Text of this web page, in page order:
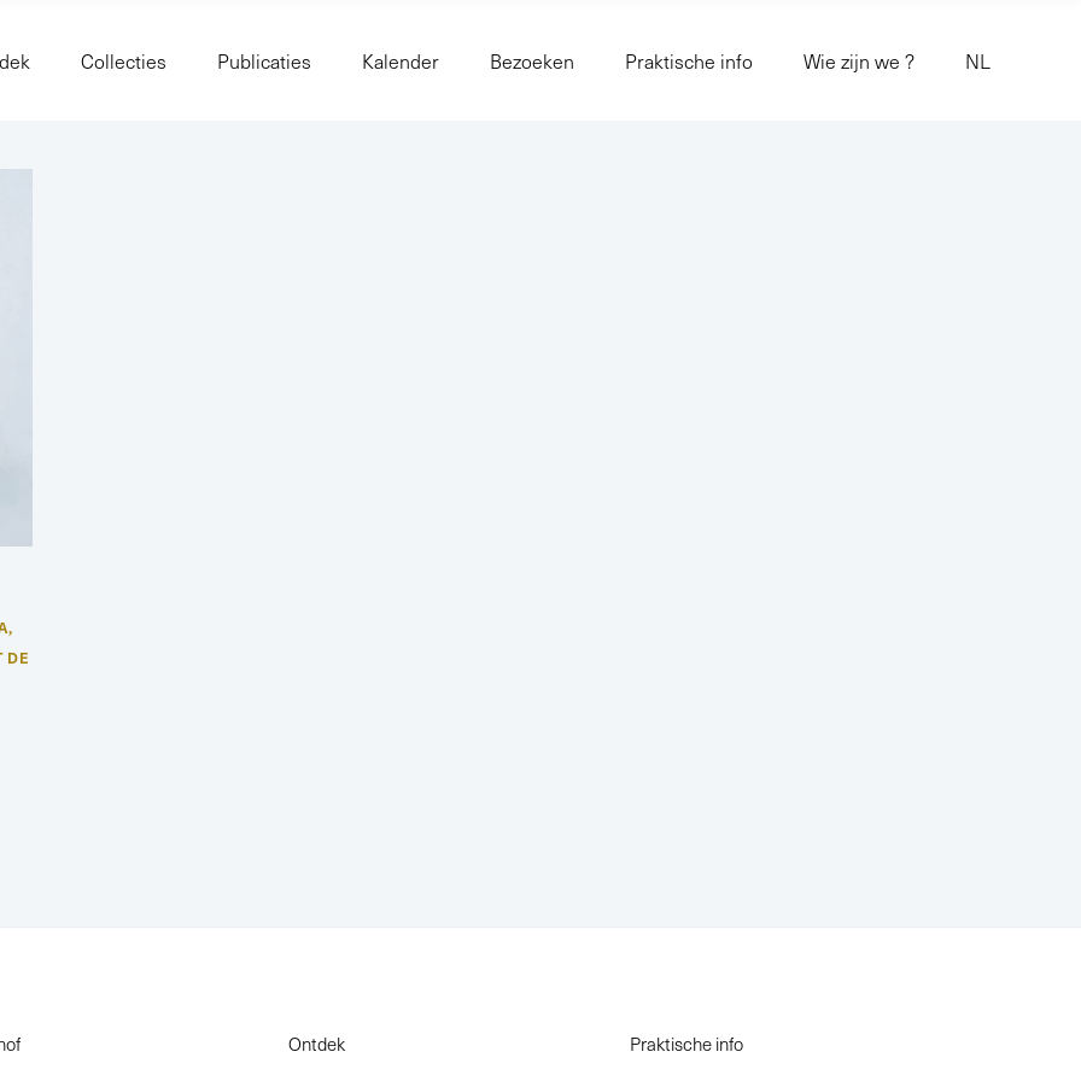
Collecties Publicaties Kalender Bezoeken Praktische info Wie zijn we ? NL
,
DE
Ontdek Praktische info